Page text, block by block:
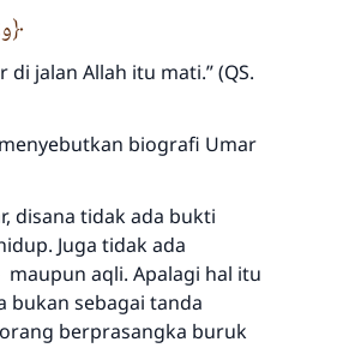
di jalan Allah itu mati.”(QS.
biografi Umar
disana tidak ada bukti
Juga tidak ada
aqli. Apalagi hal itu
bukan sebagai tanda
berprasangka buruk